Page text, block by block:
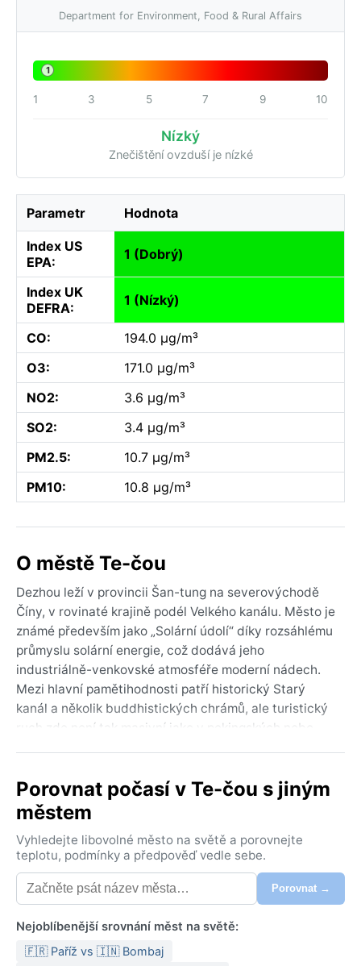
Department for Environment, Food & Rural Affairs
1
1 3 5 7 9 10
Nízký
Znečištění ovzduší je nízké
Parametr Hodnota
Index US
EPA:
1 (Dobrý)
Index UK
DEFRA:
1 (Nízký)
CO:
194.0 µg/m³
O3:
171.0 µg/m³
NO2:
3.6 µg/m³
SO2:
3.4 µg/m³
PM2.5:
10.7 µg/m³
PM10:
10.8 µg/m³
O městě Te-čou
Dezhou leží v provincii Šan-tung na severovýchodě
Číny, v rovinaté krajině podél Velkého kanálu. Město je
známé především jako „Solární údolí“ díky rozsáhlému
průmyslu solární energie, což dodává jeho
industriálně-venkovské atmosféře moderní nádech.
Mezi hlavní pamětihodnosti patří historický Starý
kanál a několik buddhistických chrámů, ale turistický
ruch zde není tak masivní jako v pekingských nebo
zatímco okolní krajinu tvoří suché zemědělské pláně a
občasné lesíky.
Podle Köppenovy klasifikace spadá Dezhou do
kategorie BSk – chladné polosuché podnebí. Léta jsou
horká a suchá, s teplotami kolem 30 °C, občas však
mohou vystoupat až ke čtyřicítce. Zimy jsou naopak
chladné a suché, s průměrnými teplotami pod bodem
mrazu, ale sněžení je vzácné a obvykle jen slabé.
Roční úhrn srážek je nízký, většina spadne v červenci
Porovnat počasí v Te-čou s jiným
městem
Vyhledejte libovolné město na světě a porovnejte
teplotu, podmínky a předpověď vedle sebe.
Porovnat →
Nejoblíbenější srovnání měst na světě:
🇫🇷 Paříž vs 🇮🇳 Bombaj